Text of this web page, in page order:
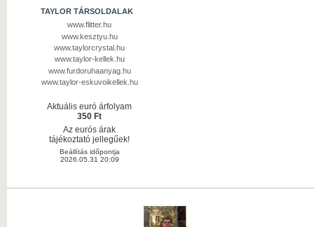
TAYLOR TÁRSOLDALAK
www.flitter.hu
www.kesztyu.hu
www.taylorcrystal.hu
www.taylor-kellek.hu
www.furdoruhaanyag.hu
www.taylor-eskuvoikellek.hu
Aktuális euró árfolyam
350 Ft
Az eurós árak
tájékoztató jellegűek!
Beállítás időpontja
2026.05.31 20:09